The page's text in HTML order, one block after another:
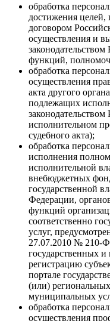
обработка
достижения
договором
осуществления и
функций,
обработка
осуществления
акта другого
подлежащих
исполнительном
судебного акта);
обработка
исполнения
исполнительной
внебюджетных
государственной
Федерации,
функций
соответственно
услуг,
27.07.2010 № 210-
государственных
регистрацию
портале
(или)
муниципальных
обработка
осуществления